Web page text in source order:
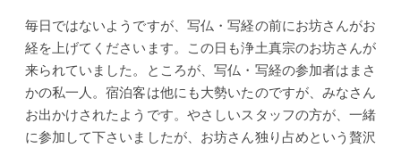
毎日ではないようですが、写仏・写経の前にお坊さんがお
経を上げてくださいます。この日も浄土真宗のお坊さんが
来られていました。ところが、写仏・写経の参加者はまさ
かの私一人。宿泊客は他にも大勢いたのですが、みなさん
お出かけされたようです。やさしいスタッフの方が、一緒
に参加して下さいましたが、お坊さん独り占めという贅沢